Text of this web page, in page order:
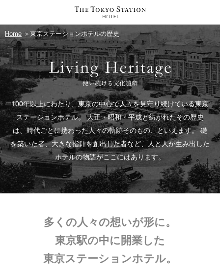
Home ＞東京ステーションホテルの歴史
100年以上にわたり、東京の中心で人々を見守り続けている東京
ステーションホテル。 大正・昭和・平成と紡がれたその歴史
は、時代ごとに携わった人々の軌跡そのもの、といえます。礎
を築いた者、大きな指針を創出した者など、人と人が生み出した
ホテルの物語がここにはあります。
多くの人々の想いが形に。
東京駅の中に開業した
東京ステーションホテル。